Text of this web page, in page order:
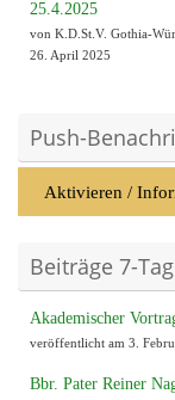
25.4.2025
von K.D.St.V. Gothia-
26. April 2025
Push-
Aktivieren /
Beiträge 7-
Akademischer
veröffentlicht am 3.
Bbr. Pater Reiner